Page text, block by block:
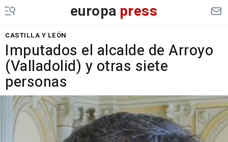
europa press
CASTILLA Y LEÓN
Imputados el alcalde de Arroyo
(Valladolid) y otras siete
personas